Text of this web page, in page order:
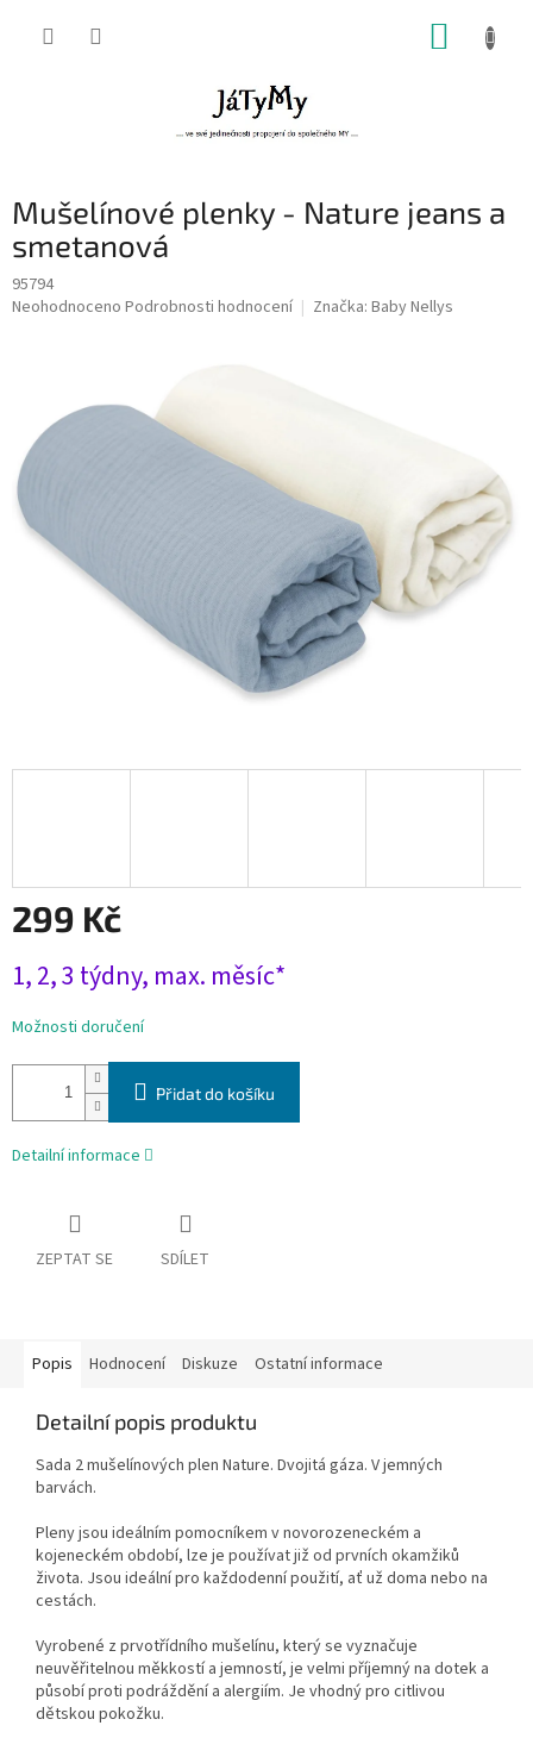
Mušelínové plenky - Nature jeans a
smetanová
95794
Průměrné
hvězdiček.
Neohodnoceno Podrobnosti hodnocení Značka: Baby Nellys
299 Kč
cena:
1, 2, 3 týdny, max. měsíc*
Možnosti doručení
Přidat do košíku
Detailní informace
ZEPTAT SE SDÍLET
Popis Hodnocení Diskuze Ostatní informace
Detailní popis produktu
Sada 2 mušelínových plen Nature. Dvojitá gáza. V jemných
barvách.
Pleny jsou ideálním pomocníkem v novorozeneckém a
kojeneckém období, lze je používat již od prvních okamžiků
života. Jsou ideální pro každodenní použití, ať už doma nebo na
cestách.
Vyrobené z prvotřídního mušelínu, který se vyznačuje
neuvěřitelnou měkkostí a jemností, je velmi příjemný na dotek a
působí proti podráždění a alergiím. Je vhodný pro citlivou
dětskou pokožku.